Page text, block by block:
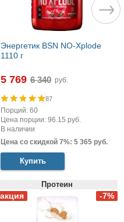
Энергетик BSN NO-Xplode
1110 г
5 769 руб.
87
Порций: 60
Цена порции: 96.15 руб.
В наличии
Цена со скидкой 7%: 5 365 руб.
Купить
Протеин